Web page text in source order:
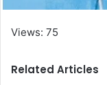
Views: 75
Related Articles